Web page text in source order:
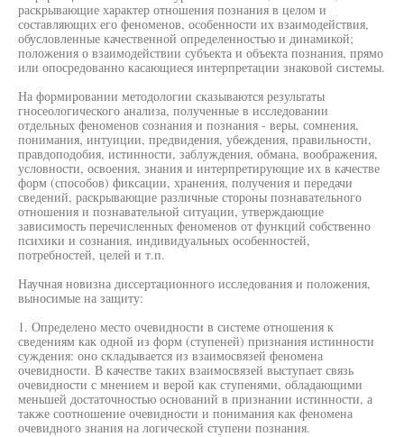
раскрывающие характер отношения познания в целом и
составляющих его феноменов, особенности их взаимодействия,
обусловленные качественной определенностью и динамикой;
положения о взаимодействии субъекта и объекта познания, прямо
или опосредованно касающиеся интерпретации знаковой системы.
На формировании методологии сказываются результаты
гносеологического анализа, полученные в исследовании
отдельных феноменов сознания и познания - веры, сомнения,
понимания, интуиции, предвидения, убеждения, правильности,
правдоподобия, истинности, заблуждения, обмана, воображения,
условности, освоения, знания и интерпретирующие их в качестве
форм (способов) фиксации, хранения, получения и передачи
сведений, раскрывающие различные стороны познавательного
отношения и познавательной ситуации, утверждающие
зависимость перечисленных феноменов от функций собственно
психики и сознания, индивидуальных особенностей,
потребностей, целей и т.п.
Научная новизна диссертационного исследования и положения,
выносимые на защиту:
1. Определено место очевидности в системе отношения к
сведениям как одной из форм (ступеней) признания истинности
суждения: оно складывается из взаимосвязей феномена
очевидности. В качестве таких взаимосвязей выступает связь
очевидности с мнением и верой как ступенями, обладающими
меньшей достаточностью оснований в признании истинности, а
также соотношение очевидности и понимания как феномена
очевидного знания на логической ступени познания.